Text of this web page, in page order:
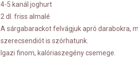
4-5 kanál joghurt
2 dl. friss almalé
A sárgabarackot felvágjuk apró darabokra,
szerecsendiót is szórhatunk.
Igazi finom, kalóriaszegény csemege.